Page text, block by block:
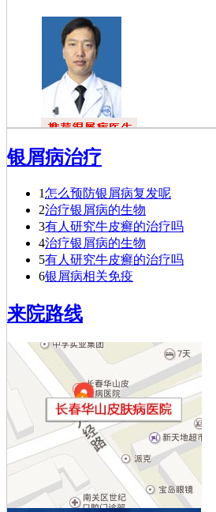
杜福龙
杜福龙，主任
专家。一九七六年
毕业于…[详细]
银屑病治疗
1怎么预防银屑病复发呢
2治疗银屑病的生物
3有人研究牛皮癣的治疗吗
4治疗银屑病的生物
5有人研究牛皮癣的治疗吗
6银屑病相关免疫
来院路线